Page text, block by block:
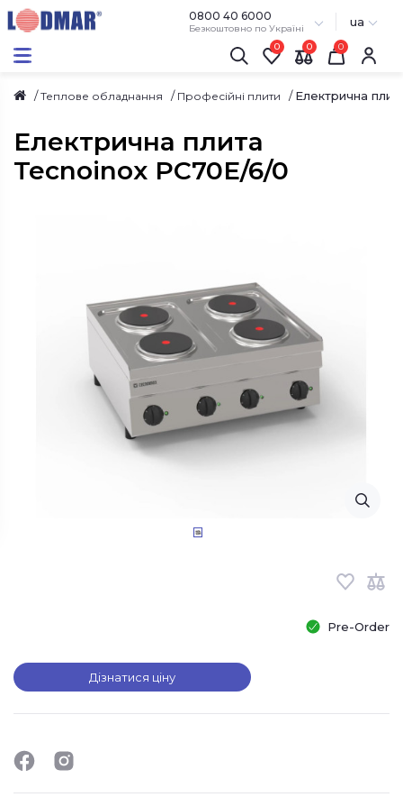
0800 40 6000
Безкоштовно по Україні ua
0 0
Теплове обладнання Професійні плити Електрична
Електрична плита
Tecnoinox PC70E/6/0
Pre-Order
Дізнатися ціну